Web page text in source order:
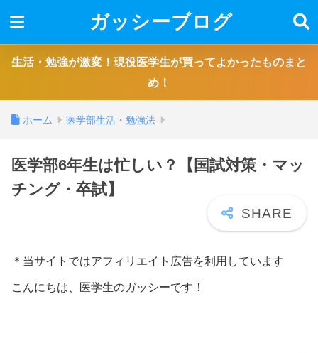
ガッシーブログ
生活・勉強が激変！現役医学生が買ってよかったものまと
め！
ホーム 医学部生活・勉強法
医学部6年生は忙しい？【国試対策・マッ
チング・卒試】
＊当サイトではアフィリエイト広告を利用しています
こんにちは、医学生のガッシーです！